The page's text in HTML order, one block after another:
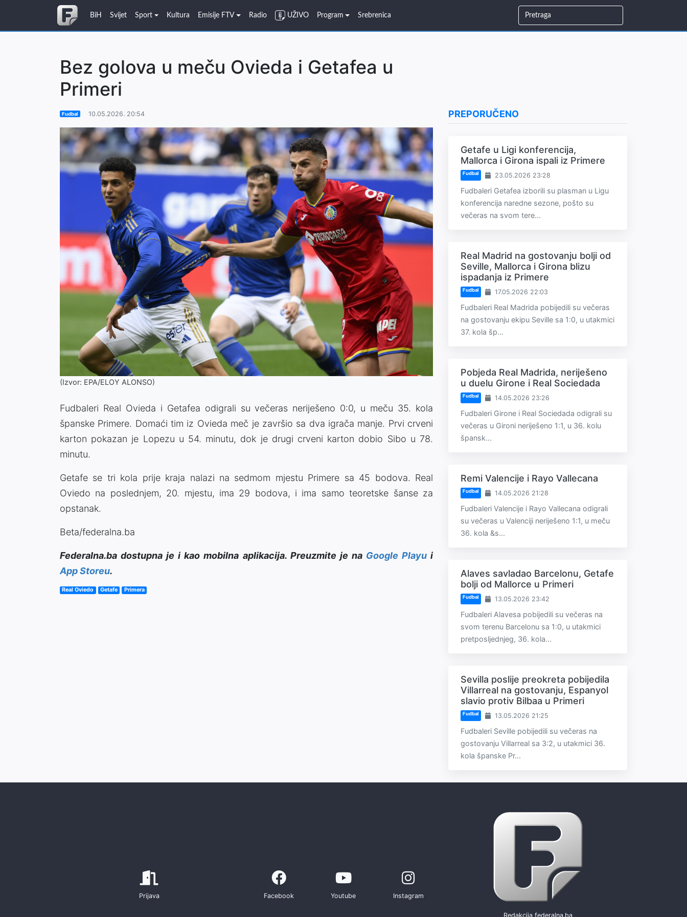
BiH Svijet Sport Kultura Emisije FTV Radio UŽIVO Program Srebrenica
Bez golova u meču Ovieda i Getafea u
Primeri
Fudbal 10.05.2026. 20:54
(Izvor: EPA/ELOY ALONSO)
Fudbaleri Real Ovieda i Getafea odigrali su večeras neriješeno 0:0, u meču 35. kola
španske Primere. Domaći tim iz Ovieda meč je završio sa dva igrača manje. Prvi crveni
karton pokazan je Lopezu u 54. minutu, dok je drugi crveni karton dobio Sibo u 78.
minutu.
Getafe se tri kola prije kraja nalazi na sedmom mjestu Primere sa 45 bodova. Real
Oviedo na poslednjem, 20. mjestu, ima 29 bodova, i ima samo teoretske šanse za
opstanak.
Beta/federalna.ba
Federalna.ba dostupna je i kao mobilna aplikacija. Preuzmite je na Google Playui
App Storeu.
Real Oviedo Getafe Primera
PREPORUČENO
Getafe u Ligi konferencija,
Mallorca i Girona ispali iz Primere
Fudbal 23.05.2026 23:28
Fudbaleri Getafea izborili su plasman u Ligu
konferencija naredne sezone, pošto su
večeras na svom tere...
Real Madrid na gostovanju bolji od
Seville, Mallorca i Girona blizu
ispadanja iz Primere
Fudbal 17.05.2026 22:03
Fudbaleri Real Madrida pobijedili su večeras
na gostovanju ekipu Seville sa 1:0, u utakmici
37. kola šp...
Pobjeda Real Madrida, neriješeno
u duelu Girone i Real Sociedada
Fudbal 14.05.2026 23:26
Fudbaleri Girone i Real Sociedada odigrali su
večeras u Gironi neriješeno 1:1, u 36. kolu
špansk...
Remi Valencije i Rayo Vallecana
Fudbal 14.05.2026 21:28
Fudbaleri Valencije i Rayo Vallecana odigrali
su večeras u Valenciji neriješeno 1:1, u meču
36. kola &s...
Alaves savladao Barcelonu, Getafe
bolji od Mallorce u Primeri
Fudbal 13.05.2026 23:42
Fudbaleri Alavesa pobijedili su večeras na
svom terenu Barcelonu sa 1:0, u utakmici
pretposljednjeg, 36. kola...
Sevilla poslije preokreta pobijedila
Villarreal na gostovanju, Espanyol
slavio protiv Bilbaa u Primeri
Fudbal 13.05.2026 21:25
Fudbaleri Seville pobijedili su večeras na
gostovanju Villarreal sa 3:2, u utakmici 36.
kola španske Pr...
Prijava Facebook Youtube Instagram
Redakcija federalna.ba